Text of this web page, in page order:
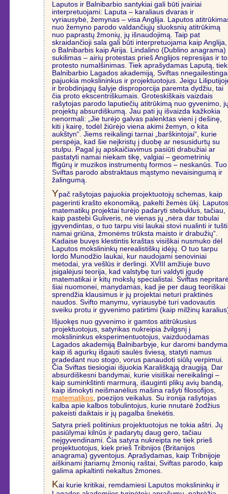
Laputos ir Balnibarbio santykiai gali būti įvairiai
interpretuojami: Laputa – karaliaus dvaras ir
vyriausybė, žemynas – visa Anglija. Laputos
nuo žemyno parodo valdančiųjų sluoksnių atitrūkimą
nuo paprastų žmonių, jų išnaudojimą. Taip pat
skraidančioji sala gali būti interpretuojama kaip Anglija,
o Balnibarbis kaip Airija. Lindalino (Dublino anagrama)
sukilimas – airių protestas prieš Anglijos represijas ir to
protesto numalšinimas. Tiek aprašydamas Laputą, tiek
Balnibarbio Lagados akademiją, Sviftas
pajuokia mokslininkus ir projektuotojus. Jeigu
ir brobdinjagų šalyje disproporcija paremta dydžiu, tai
čia proto ekscentriškumais. Groteskiškais vaizdais
rašytojas parodo laputiečių atitrūkimą nuo gyvenimo,
projektų absurdiškumą. Jau pati jų išvaizda kažkokia
nenormali: „Jie turėjo galvas palenktas vieni į dešinę,
kiti į kairę, todėl žiūrėjo viena akimi žemyn, o kita
aukštyn“. Jiems reikalingi tarnai „barškintojai“, kurie
perspėja, kad šie neįkristų į duobę ar nesusidurtų su
stulpu. Pagal jų apskaičiavimus pasiūti drabužiai ar
pastatyti namai niekam tikę, valgiai – geometrinių
ffigūrų ir muzikos instrumentų formos – neskanūs. Tuo
Sviftas parodo abstraktaus mąstymo nevaisingumą ir
žalingumą.
Ypač rašytojas pajuokia projektuotojų schemas, kaip
pagerinti krašto ekonomiką, pakelti žemės ūkį.
matematikų projektai turėjo padaryti stebuklus, tačiau,
kaip pastebi Guliveris, nė vienas jų „nėra dar tobulai
įgyvendintas, o tuo tarpu visi laukai stovi nualinti ir
namai griūna, žmonėms trūksta maisto ir drabužių“.
Kadaise buvęs klestintis kraštas visiškai nusmuko dėl
Laputos mokslininkų nerealistiškų idėjų. O tuo tarpu
lordo Munodžio laukai, kur naudojami senoviniai
metodai, yra vešlūs ir derlingi. XVIII amžiuje buvo
įsigalėjusi teorija, kad valstybę turi valdyti įgudę
matematikai ir kitų mokslų specialistai. Sviftas
šiai nuomonei, manydamas, kad jie per daug teoriškai
sprendžia klausimus ir jų projektai neturi praktinės
naudos. Svifto manymu, vyriausybė turi vadovautis
sveiku protu ir gyvenimo patirtimi (kaip milžinų
Išjuokęs nuo gyvenimo ir gamtos atitrūkusius
projektuotojus, satyrikas nukreipia žvilgsnį į
mokslininkus eksperimentuotojus, vaizduodamas
Lagados akademiją Balnibarbyje, kur daromi
kaip iš agurkų išgauti saulės šviesą, statyti namus
pradedant nuo stogo, vorus panaudoti siūlų verpimui.
Čia Sviftas tiesiogiai išjuokia Karališkąją draugiją. Dar
absurdiškesni bandymai, kurie visiškai nereikalingi –
kaip suminkštinti marmurą, išauginti plikų avių bandą,
kaip išmokyti neišmanėlius mašina rašyti filosofijos,
matematikos, poezijos veikalus. Su ironija rašytojas
kalba apie kalbos tobulintojus, kurie nnutarė žodžius
pakeisti daiktais ir jų pagalba šnekėtis.
Satyra prieš politinius projektuotojus ne tokia aštri. Jų
pasiūlymai kilnūs ir padarytų daug gero, tačiau
neįgyvendinami. Čia satyra nukreipta ne tiek prieš
projektuotojus, kiek prieš Tribnijos (Britanijos
anagrama) gyventojus. Aprašydamas, kaip Tribnijoje
aiškinami įtariamų žmonių raštai, Sviftas parodo, kaip
galima apkaltinti nekaltus žmones.
Kai kurie kritikai, remdamiesi Laputos mokslininkų ir